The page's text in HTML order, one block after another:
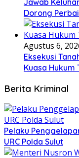
Dorong
Agustus 6,
Eksekusi
Kuasa Hukum
Berita Kriminal
​Pelaku
URC Polda Sulut